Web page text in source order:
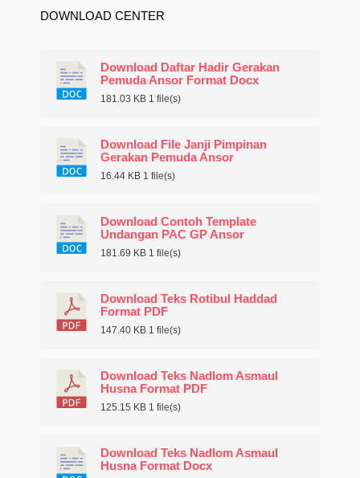
DOWNLOAD CENTER
Download Daftar Hadir Gerakan
Pemuda Ansor Format Docx
181.03 KB 1 file(s)
Download File Janji Pimpinan
Gerakan Pemuda Ansor
16.44 KB 1 file(s)
Download Contoh Template
Undangan PAC GP Ansor
181.69 KB 1 file(s)
Download Teks Rotibul Haddad
Format PDF
147.40 KB 1 file(s)
Download Teks Nadlom Asmaul
Husna Format PDF
125.15 KB 1 file(s)
Download Teks Nadlom Asmaul
Husna Format Docx